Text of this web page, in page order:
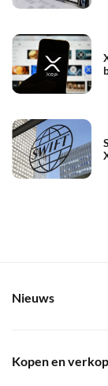
Nieuws
Kopen en